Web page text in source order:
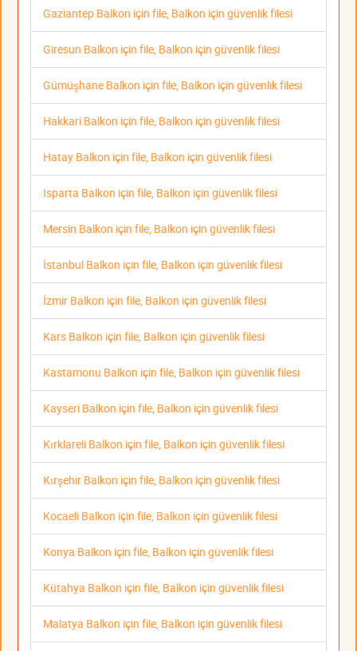
Gaziantep Balkon için file, Balkon için güvenlik filesi
Giresun Balkon için file, Balkon için güvenlik filesi
Gümüşhane Balkon için file, Balkon için güvenlik filesi
Hakkari Balkon için file, Balkon için güvenlik filesi
Hatay Balkon için file, Balkon için güvenlik filesi
Isparta Balkon için file, Balkon için güvenlik filesi
Mersin Balkon için file, Balkon için güvenlik filesi
İstanbul Balkon için file, Balkon için güvenlik filesi
İzmir Balkon için file, Balkon için güvenlik filesi
Kars Balkon için file, Balkon için güvenlik filesi
Kastamonu Balkon için file, Balkon için güvenlik filesi
Kayseri Balkon için file, Balkon için güvenlik filesi
Kırklareli Balkon için file, Balkon için güvenlik filesi
Kırşehir Balkon için file, Balkon için güvenlik filesi
Kocaeli Balkon için file, Balkon için güvenlik filesi
Konya Balkon için file, Balkon için güvenlik filesi
Kütahya Balkon için file, Balkon için güvenlik filesi
Malatya Balkon için file, Balkon için güvenlik filesi